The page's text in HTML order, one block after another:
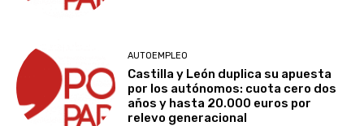
AUTOEMPLEO
Castilla y León duplica su apuesta
por los autónomos: cuota cero dos
años y hasta 20.000 euros por
relevo generacional